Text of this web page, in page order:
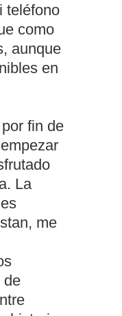
teléfono
como
aunque
en
fin de
La
me
de